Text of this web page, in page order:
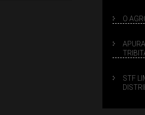
O
STF